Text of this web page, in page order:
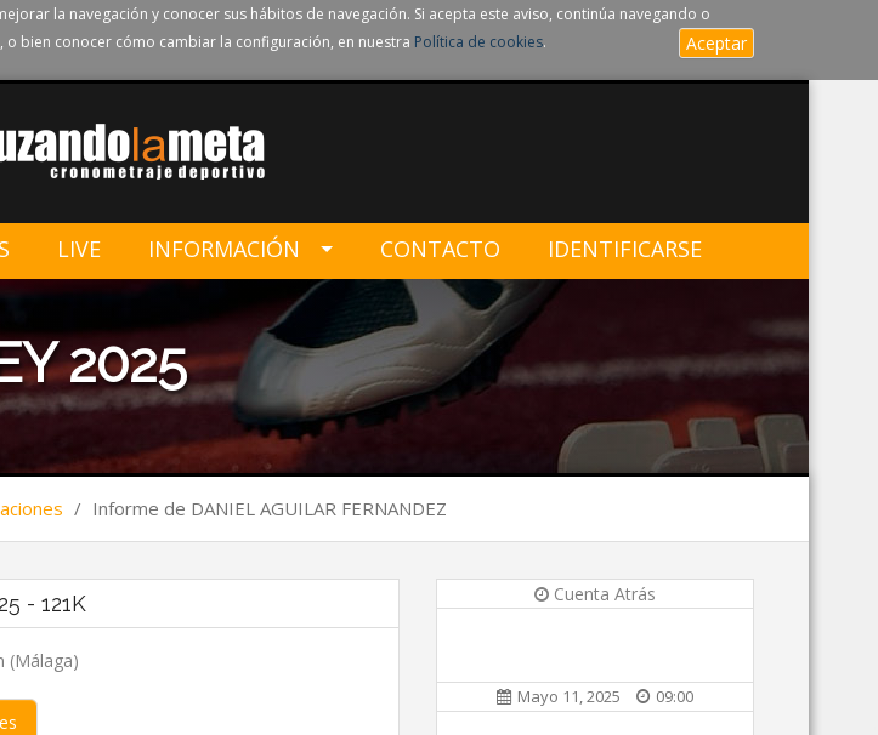
la navegación y conocer sus hábitos de navegación. Si acepta este aviso, continúa navegando o
bien conocer cómo cambiar la configuración, en nuestra Política de cookies. Aceptar
LIVE INFORMACIÓN CONTACTO IDENTIFICARSE
2025
/ Informe de DANIEL AGUILAR FERNANDEZ
- 121K
(Málaga)
Cuenta Atrás
Mayo 11, 2025 09:00